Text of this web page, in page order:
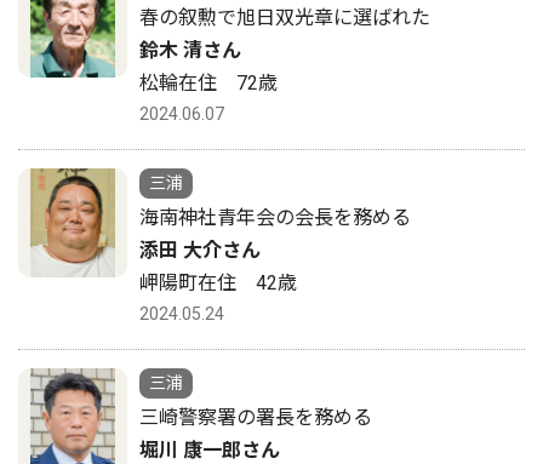
春の叙勲で旭日双光章に選ばれた
鈴木 清さん
松輪在住 72歳
2024.06.07
三浦
海南神社青年会の会長を務める
添田 大介さん
岬陽町在住 42歳
2024.05.24
三浦
三崎警察署の署長を務める
堀川 康一郎さん